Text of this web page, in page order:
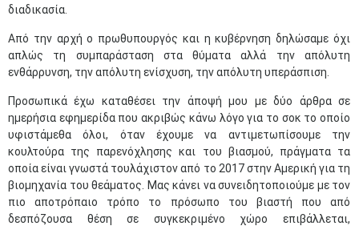
διαδικασία.
Από την αρχή ο πρωθυπουργός και η κυβέρνηση δηλώσαμε όχι
απλώς τη συμπαράσταση στα θύματα αλλά την απόλυτη
ενθάρρυνση, την απόλυτη ενίσχυση, την απόλυτη υπεράσπιση.
Προσωπικά έχω καταθέσει την άποψή μου με δύο άρθρα σε
ημερήσια εφημερίδα που ακριβώς κάνω λόγο για το σοκ το οποίο
υφιστάμεθα όλοι, όταν έχουμε να αντιμετωπίσουμε την
κουλτούρα της παρενόχλησης και του βιασμού, πράγματα τα
οποία είναι γνωστά τουλάχιστον από το 2017 στην Αμερική για τη
βιομηχανία του θεάματος. Μας κάνει να συνειδητοποιούμε με τον
πιο αποτρόπαιο τρόπο το πρόσωπο του βιαστή που από
δεσπόζουσα θέση σε συγκεκριμένο χώρο επιβάλλεται,